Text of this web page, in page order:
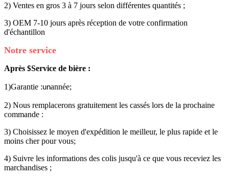
2) Ventes en gros 3 à 7 jours selon différentes quantités ;
3) OEM 7-10 jours après réception de votre confirmation
d'échantillon
Notre service
Après SService de bière :
1)Garantie :unannée;
2) Nous remplacerons gratuitement les cassés lors de la prochaine
commande :
3) Choisissez le moyen d'expédition le meilleur, le plus rapide et le
moins cher pour vous;
4) Suivre les informations des colis jusqu'à ce que vous receviez les
marchandises ;